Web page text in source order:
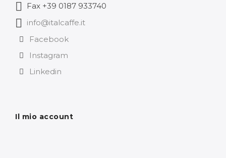
Fax +39 0187 933740
info@italcaffe.it
Facebook
Instagram
Linkedin
Il mio account